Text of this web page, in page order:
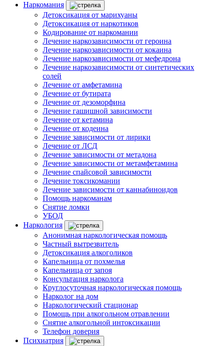
Наркомания
Детоксикация от марихуаны
Детоксикация от наркотиков
Кодирование от наркомании
Лечение наркозависимости от героина
Лечение наркозависимости от кокаина
Лечение наркозависимости от мефедрона
Лечение наркозависимости от синтетических
солей
Лечение от амфетамина
Лечение от бутирата
Лечение от дезоморфина
Лечение гашишной зависимости
Лечение от кетамина
Лечение от кодеина
Лечение зависимости от лирики
Лечение от ЛСД
Лечение зависимости от метадона
Лечение зависимости от метамфетамина
Лечение спайсовой зависимости
Лечение токсикомании
Лечение зависимости от каннабиноидов
Помощь наркоманам
Снятие ломки
УБОД
Наркология
Анонимная наркологическая помощь
Частный вытрезвитель
Детоксикация алкоголиков
Капельница от похмелья
Капельница от запоя
Консультация нарколога
Круглосуточная наркологическая помощь
Нарколог на дом
Наркологический стационар
Помощь при алкогольном отравлении
Снятие алкогольной интоксикации
Телефон доверия
Психиатрия